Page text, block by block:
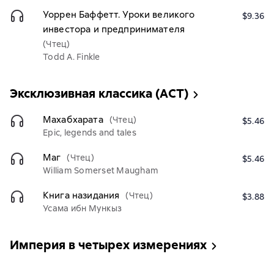
Уоррен Баффетт. Уроки великого
инвестора и предпринимателя
(Чтец)
Todd A. Finkle
$9.36
Эксклюзивная классика (АСТ)
Махабхарата (Чтец)
Epic, legends and tales
$5.46
Маг (Чтец)
William Somerset Maugham
$5.46
Книга назидания
(Чтец)
Усама ибн Мункыз
$3.88
Империя в четырех измерениях